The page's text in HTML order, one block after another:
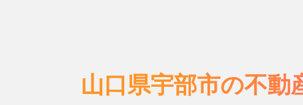
山口県宇部市の不動